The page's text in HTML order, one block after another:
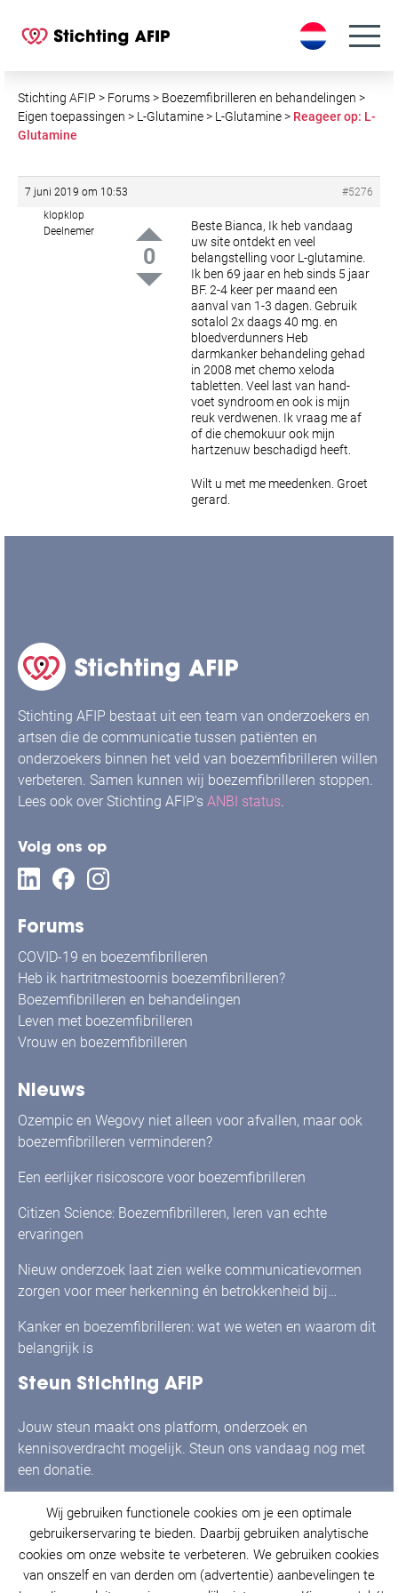
Stichting AFIP > Forums> Boezemfibrilleren en behandelingen >
Eigen toepassingen > L-Glutamine> L-Glutamine> Reageer op: L-
Glutamine
7 juni 2019 om 10:53
#5276
klopklop
Deelnemer
0
Beste Bianca, Ik heb vandaag
uw site ontdekt en veel
belangstelling voor L-glutamine.
Ik ben 69 jaar en heb sinds 5 jaar
BF. 2-4 keer per maand een
aanval van 1-3 dagen. Gebruik
sotalol 2x daags 40 mg. en
bloedverdunners Heb
darmkanker behandeling gehad
in 2008 met chemo xeloda
tabletten. Veel last van hand-
voet syndroom en ook is mijn
reuk verdwenen. Ik vraag me af
of die chemokuur ook mijn
hartzenuw beschadigd heeft.
Wilt u met me meedenken. Groet
gerard.
Stichting AFIP bestaat uit een team van onderzoekers en
artsen die de communicatie tussen patiënten en
onderzoekers binnen het veld van boezemfibrilleren willen
verbeteren. Samen kunnen wij boezemfibrilleren stoppen.
Lees ook over Stichting AFIP's ANBI status.
Volg ons op
Forums
COVID-19 en boezemfibrilleren
Heb ik hartritmestoornis boezemfibrilleren?
Boezemfibrilleren en behandelingen
Leven met boezemfibrilleren
Vrouw en boezemfibrilleren
Nieuws
Ozempic en Wegovy niet alleen voor afvallen, maar ook
boezemfibrilleren verminderen?
Een eerlijker risicoscore voor boezemfibrilleren
Citizen Science: Boezemfibrilleren, leren van echte
ervaringen
Nieuw onderzoek laat zien welke communicatievormen
zorgen voor meer herkenning én betrokkenheid bij
Kanker en boezemfibrilleren: wat we weten en waarom dit
belangrijk is
Steun Stichting AFIP
Jouw steun maakt ons platform, onderzoek en
kennisoverdracht mogelijk. Steun ons vandaag nog met
een donatie.
Ja, ik doneer graag!
Wij gebruiken functionele cookies om je een optimale
gebruikerservaring te bieden. Daarbij gebruiken analytische
cookies om onze website te verbeteren. We gebruiken cookies
van onszelf en van derden om (advertentie) aanbevelingen te